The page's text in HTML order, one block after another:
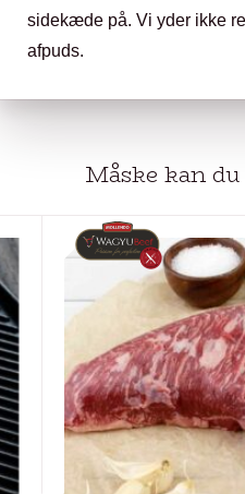
sidekæde på. Vi yder ikke
afpuds.
Måske kan du